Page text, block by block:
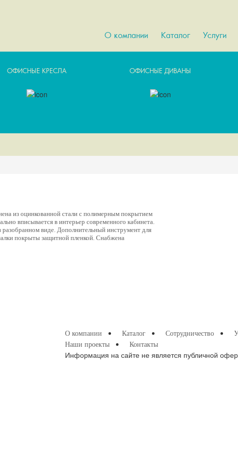
О компании Каталог Услуги
ОФИСНЫЕ КРЕСЛА ОФИСНЫЕ ДИВАНЫ
из оцинкованной стали с полимерным покрытием
вписывается в интерьер современного кабинета.
разобранном виде. Дополнительный инструмент для
покрыты защитной пленкой. Снабжена
О компании Каталог Сотрудничество
Наши проекты
Контакты
Информация на сайте не является публичной